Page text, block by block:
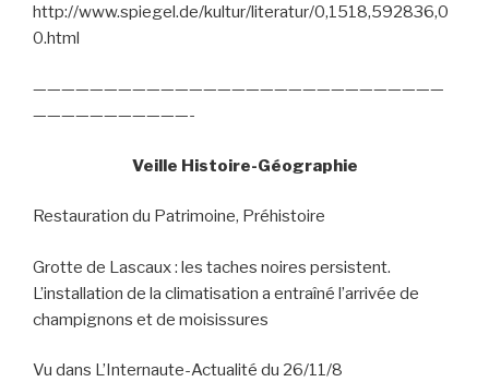
http://www.spiegel.de/kultur/literatur/0,1518,592836,0
0.html
—————————————————————————————
———————————-
Veille Histoire-Géographie
Restauration du Patrimoine, Préhistoire
Grotte de Lascaux : les taches noires persistent.
L’installation de la climatisation a entraîné l’arrivée de
champignons et de moisissures
Vu dans L’Internaute-Actualité du 26/11/8